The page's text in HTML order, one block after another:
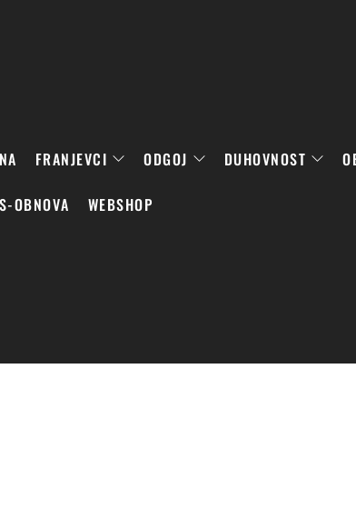
FRANJEVCI ODGOJ DUHOVNOST
OBNOVA WEBSHOP